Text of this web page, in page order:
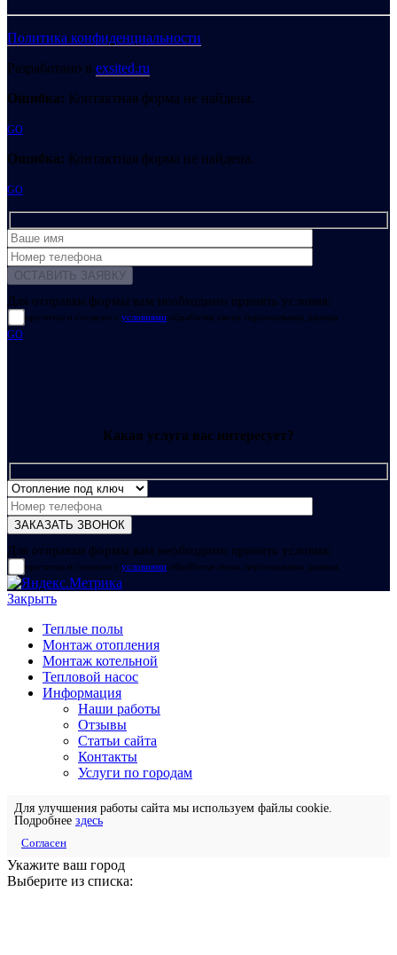
Политика конфиденциальности
Разработано в exsited.ru
Ошибка: Контактная форма не найдена.
GO
Ошибка: Контактная форма не найдена.
GO
Для отправки формы вам необходимо принять условия:
прочитал и согласен с условиями обработки своих персональных данных
GO
Какая услуга вас интересует?
Для отправки формы вам необходимо принять условия:
прочитал и согласен с условиями обработки своих персональных данных
Закрыть
Теплые полы
Монтаж отопления
Монтаж котельной
Тепловой насос
Информация
Наши работы
Отзывы
Статьи сайта
Контакты
Услуги по городам
Для улучшения работы сайта мы используем файлы cookie.
Подробнее здесь
Согласен
Укажите ваш город
Выберите из списка: